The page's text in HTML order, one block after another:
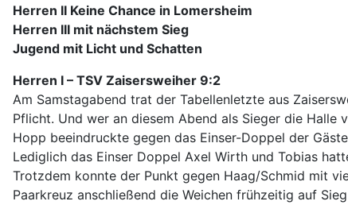
Herren II Keine Chance in Lomersheim
Herren III mit nächstem Sieg
Jugend mit Licht und Schatten
Herren I – TSV Zaisersweiher 9:2
Am Samstagabend trat der Tabellenletzte aus
Pflicht. Und wer an diesem Abend als Sieger die Halle
Hopp beeindruckte gegen das Einser-Doppel der
Lediglich das Einser Doppel Axel Wirth und Tobias
Trotzdem konnte der Punkt gegen Haag/Schmid mit
Paarkreuz anschließend die Weichen frühzeitig auf